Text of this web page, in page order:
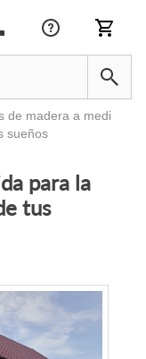
de madera a medi
sueños
para la
tus